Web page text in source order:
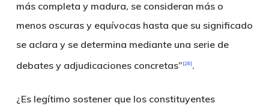
más completa y madura, se consideran más o
menos oscuras y equívocas hasta que su significado
se aclara y se determina mediante una serie de
debates y adjudicaciones concretas” [28] .
¿Es legítimo sostener que los constituyentes